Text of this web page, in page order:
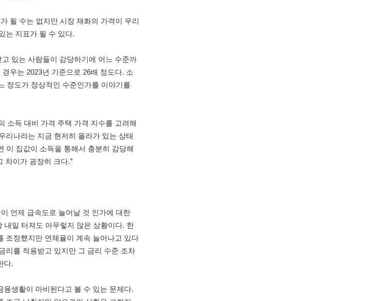
될 수는 없지만 시장 재화의 가격이 우리
는 지표가 될 수 있다.
있는 사람들이 감당하기에 어느 수준까
우는 2023년 기준으로 26배 정도다. 소
정도가 정상적인 수준인가를 이야기를
소득 대비 가격 주택 가격 지수를 고려해
리나라는 지금 현저히 올라가 있는 상태
이 집값이 소득을 통해서 충분히 감당해
차이가 굉장히 크다.”
언제 급속도로 늘어날 것 인가에 대한
내일 터져도 아무렇지 않은 상황이다. 한
조정했지만 연체율이 계속 늘어나고 있다
리를 적용받고 있지만 그 금리 수준 조차
다.
생활이 마비된다고 볼 수 있는 문제다.